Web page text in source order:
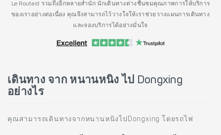
Le Routard รวมถึงอีกหลายสำนัก นักเดินทางต่างชื่นชมคุณภาพการให้บริการ
ของเราอย่างต่อเนื่อง คุณจึงสามารถไว้วางใจให้เราช่วยวางแผนการเดินทาง
และจองบริการได้อย่างมั่นใจ
เดินทาง จาก หนานหนิง ไป Dongxing
อย่างไร
คุณสามารถเดินทางจากหนานหนิงไปDongxing โดยรถไฟ